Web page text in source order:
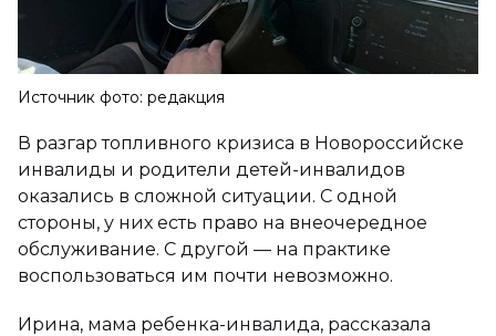
Источник фото: редакция
В разгар топливного кризиса в Новороссийске
инвалиды и родители детей-инвалидов
оказались в сложной ситуации. С одной
стороны, у них есть право на внеочередное
обслуживание. С другой — на практике
воспользоваться им почти невозможно.
Ирина, мама ребенка-инвалида, рассказала